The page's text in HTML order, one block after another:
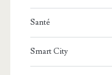
Santé
Smart City